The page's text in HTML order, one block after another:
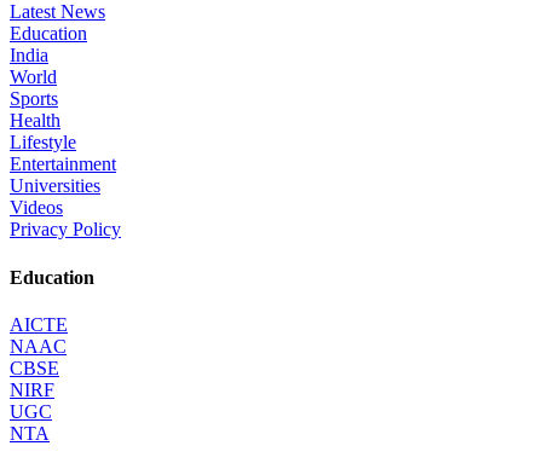
Latest News
Education
India
World
Sports
Health
Lifestyle
Entertainment
Universities
Videos
Privacy Policy
Education
AICTE
NAAC
CBSE
NIRF
UGC
NTA